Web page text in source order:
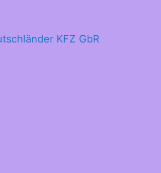
KFZ GbR